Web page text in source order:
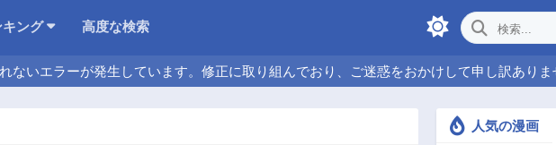
キング 高度な検索
ないエラーが発生しています。修正に取り組んでおり、ご迷惑をおかけして申し訳ありま
人気の漫画